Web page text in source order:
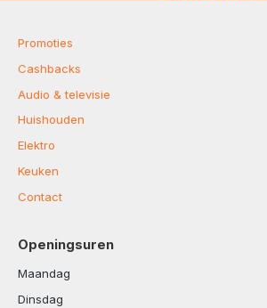
Promoties
Cashbacks
Audio & televisie
Huishouden
Elektro
Keuken
Contact
Openingsuren
Maandag
Dinsdag